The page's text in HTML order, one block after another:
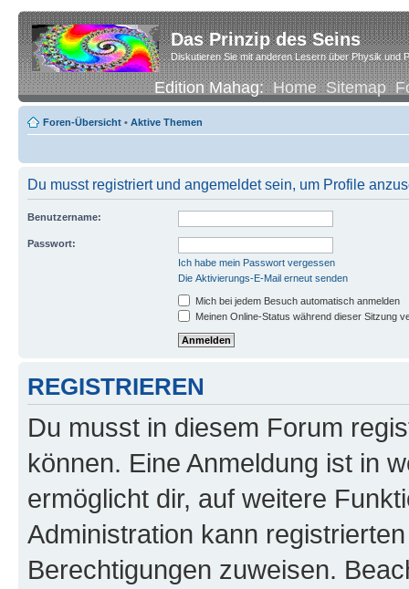
Das Prinzip des Seins
Diskutieren Sie mit anderen Lesern über Physik und
Edition Mahag:Home Sitemap
Foren-Übersicht • Aktive Themen
Du musst registriert und angemeldet sein, um Profile
Benutzername:
Passwort:
Ich habe mein Passwort vergessen
Die Aktivierungs-E-Mail erneut senden
Mich bei jedem Besuch automatisch anmelden
Meinen Online-Status während dieser Sitzung
REGISTRIEREN
Du musst in diesem Forum
können. Eine Anmeldung ist in
ermöglicht dir, auf weitere
Administration kann
Berechtigungen zuweisen.